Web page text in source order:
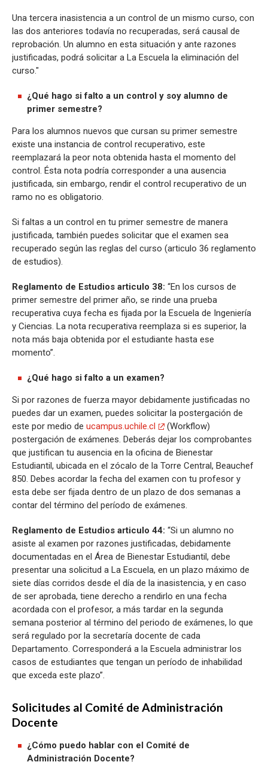
Una tercera inasistencia a un control de un mismo curso, con
las dos anteriores todavía no recuperadas, será causal de
reprobación. Un alumno en esta situación y ante razones
justificadas, podrá solicitar a La Escuela la eliminación del
curso."
¿Qué hago si falto a un control y soy alumno de
primer semestre?
Para los alumnos nuevos que cursan su primer semestre
existe una instancia de control recuperativo, este
reemplazará la peor nota obtenida hasta el momento del
control. Ésta nota podría corresponder a una ausencia
justificada, sin embargo, rendir el control recuperativo de un
ramo no es obligatorio.
Si faltas a un control en tu primer semestre de manera
justificada, también puedes solicitar que el examen sea
recuperado según las reglas del curso (articulo 36 reglamento
de estudios).
Reglamento de Estudios articulo 38: “En los cursos de
primer semestre del primer año, se rinde una prueba
recuperativa cuya fecha es fijada por la Escuela de Ingeniería
y Ciencias. La nota recuperativa reemplaza si es superior, la
nota más baja obtenida por el estudiante hasta ese
momento”.
¿Qué hago si falto a un examen?
Si por razones de fuerza mayor debidamente justificadas no
puedes dar un examen, puedes solicitar la postergación de
este por medio de ucampus.uchile.cl
(Workflow)
postergación de exámenes. Deberás dejar los comprobantes
que justifican tu ausencia en la oficina de Bienestar
Estudiantil, ubicada en el zócalo de la Torre Central, Beauchef
850. Debes acordar la fecha del examen con tu profesor y
esta debe ser fijada dentro de un plazo de dos semanas a
contar del término del período de exámenes.
Reglamento de Estudios articulo 44: “Si un alumno no
asiste al examen por razones justificadas, debidamente
documentadas en el Área de Bienestar Estudiantil, debe
presentar una solicitud a La Escuela, en un plazo máximo de
siete días corridos desde el día de la inasistencia, y en caso
de ser aprobada, tiene derecho a rendirlo en una fecha
acordada con el profesor, a más tardar en la segunda
semana posterior al término del periodo de exámenes, lo que
será regulado por la secretaría docente de cada
Departamento. Corresponderá a la Escuela administrar los
casos de estudiantes que tengan un período de inhabilidad
que exceda este plazo”.
Solicitudes al Comité de Administración
Docente
¿Cómo puedo hablar con el Comité de
Administración Docente?